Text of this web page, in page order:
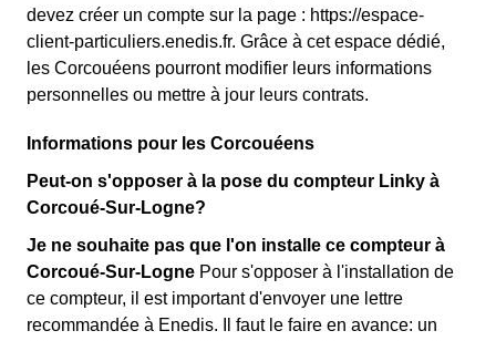
devez créer un compte sur la page : https://espace-
client-particuliers.enedis.fr. Grâce à cet espace dédié,
les Corcouéens pourront modifier leurs informations
personnelles ou mettre à jour leurs contrats.
Informations pour les Corcouéens
Peut-on s'opposer à la pose du compteur Linky à
Corcoué-Sur-Logne?
Je ne souhaite pas que l'on installe ce compteur à
Corcoué-Sur-Logne Pour s'opposer à l'installation de
ce compteur, il est important d'envoyer une lettre
recommandée à Enedis. Il faut le faire en avance: un